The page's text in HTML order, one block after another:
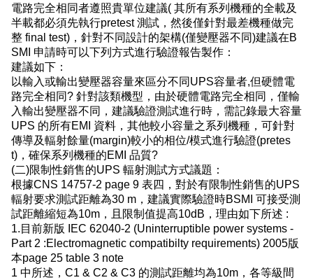
電路完全相同者遵照貴單位建議( 其所有系列機種的全載及
半載都必須先執行pretest 測試，然後僅針對最差機種做完
整 final test)，針對不同設計的架構(僅變壓器不同)建議在B
SMI 申請時可以下列方式進行驗證報告製作：
建議如下：
以輸入或輸出變壓器容量來區分不同UPS容量者,但硬體電
路完全相同? 針對該類機型，由於硬體電路完全相同，僅輸
入輸出變壓器不同，建議驗證測試進行時，需記錄最大容量
UPS 的所有EMI 資料，其他較小容量之系列機種，可針對
傳導及輻射餘量(margin)較小的相位/模式進行驗證(pretes
t)，確保系列機種的EMI 品質?
(二)限制性銷售的UPS 輻射測試方式議題：
根據CNS 14757-2 page 9 表四，對於有限制性銷售的UPS
輻射要求測試距離為30 m，建議實際驗證時BSMI 可接受測
試距離縮短為10m，且限制值提高10dB，理由如下所述 :
1.目前新版 IEC 62040-2 (Uninterruptible power systems -
Part 2 :Electromagnetic compatibilty requirements) 2005版
本page 25 table 3 note
1 中所述，C1 & C2 & C3 的測試距離均為10m，各等級間